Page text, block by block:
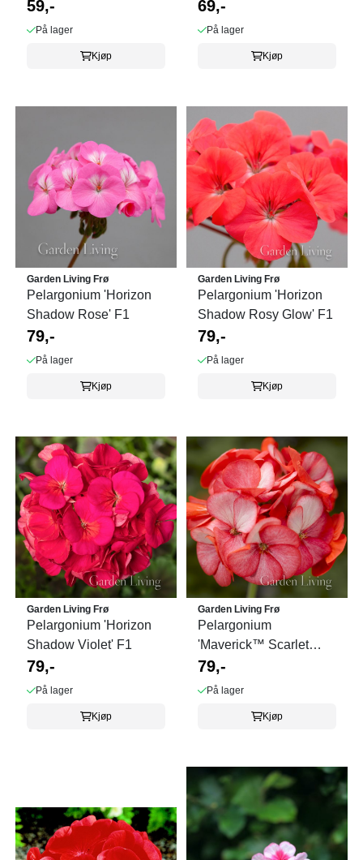
59,-
På lager
Kjøp
69,-
På lager
Kjøp
Garden Living Frø
Pelargonium 'Horizon
Shadow Rose' F1
79,-
På lager
Kjøp
Garden Living Frø
Pelargonium 'Horizon
Shadow Rosy Glow' F1
79,-
På lager
Kjøp
Garden Living Frø
Pelargonium 'Horizon
Shadow Violet' F1
79,-
På lager
Kjøp
Garden Living Frø
Pelargonium
'Maverick™ Scarlet
Picotee' F1
79,-
På lager
Kjøp